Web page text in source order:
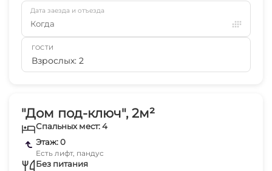
"Дом под-ключ", 2м²
Спальных мест: 4
Этаж: 0
Есть лифт, пандус
Без питания
Дата заезда и отъезда
Когда
ГОСТИ
Взрослых: 2